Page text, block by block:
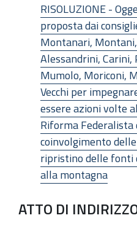
RISOLUZIONE -
proposta dai
Montanari,
Alessandrini,
Mumolo, Moriconi,
Vecchi per
essere azioni volte
Riforma
coinvolgimento
ripristino delle fonti
alla montagna
ATTO DI